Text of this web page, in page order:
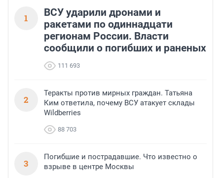
1
ВСУ ударили дронами и
ракетами по одиннадцати
регионам России. Власти
сообщили о погибших и раненых
111 693
2
Теракты против мирных граждан. Татьяна
Ким ответила, почему ВСУ атакует склады
Wildberries
88 703
3
Погибшие и пострадавшие. Что известно о
взрыве в центре Москвы